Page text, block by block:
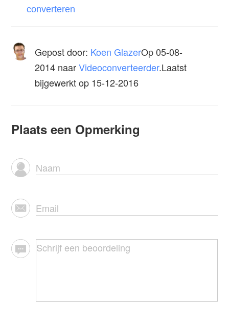
converteren
Gepost door: Koen GlazerOp05-08-
2014 naar Videoconverteerder.Laatst
bijgewerkt op 15-12-2016
Plaats een Opmerking